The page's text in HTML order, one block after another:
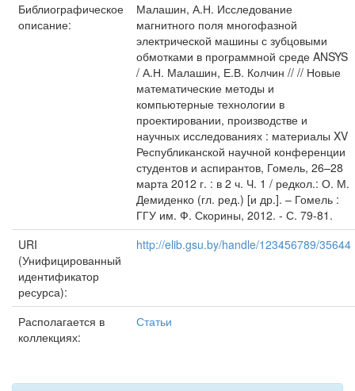
Библиографическое
описание:
Малашин, А.Н. Исследование
магнитного поля многофазной
электрической машины с зубцовыми
обмотками в программной среде ANSYS
/ А.Н. Малашин, Е.В. Колчин // // Новые
математические методы и
компьютерные технологии в
проектировании, производстве и
научных исследованиях : материалы XV
Республиканской научной конференции
студентов и аспирантов, Гомель, 26–28
марта 2012 г. : в 2 ч. Ч. 1 / редкол.: О. М.
Демиденко (гл. ред.) [и др.]. – Гомель :
ГГУ им. Ф. Скорины, 2012. - С. 79-81.
URI
(Унифицированный
идентификатор
ресурса):
http://elib.gsu.by/handle/123456789/35644
Располагается в
коллекциях:
Статьи